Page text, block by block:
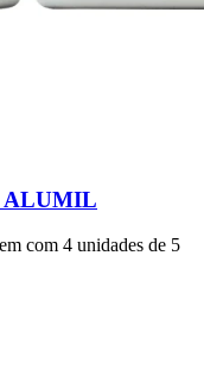
ALUMIL
com 4 unidades de 5